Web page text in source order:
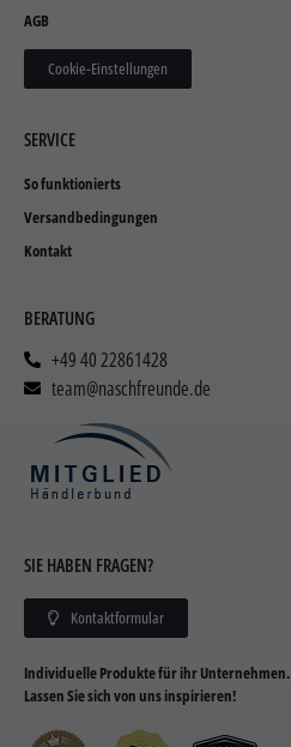
AGB
Cookie-Einstellungen
SERVICE
So funktionierts
Versandbedingungen
Kontakt
BERATUNG
+49 40 22861428
team@naschfreunde.de
SIE HABEN FRAGEN?
Kontaktformular
Individuelle Produkte für ihr Unternehmen.
Lassen Sie sich von uns inspirieren!